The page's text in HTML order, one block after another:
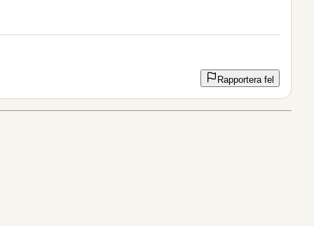
Rapportera fel